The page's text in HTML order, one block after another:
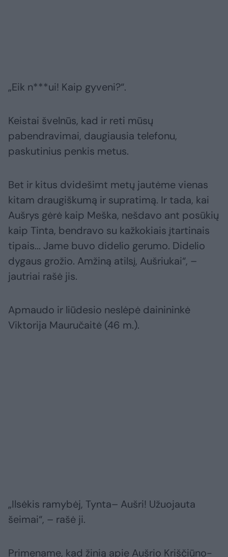
„Eik n***ui! Kaip gyveni?“.
Keistai švelnūs, kad ir reti mūsų
pabendravimai, daugiausia telefonu,
paskutinius penkis metus.
Bet ir kitus dvidešimt metų jautėme vienas
kitam draugiškumą ir supratimą. Ir tada, kai
Aušrys gėrė kaip Meška, nešdavo ant posūkių
kaip Tinta, bendravo su kažkokiais įtartinais
tipais... Jame buvo didelio gerumo. Didelio
dygaus grožio. Amžiną atilsį, Aušriukai“, –
jautriai rašė jis.
Apmaudo ir liūdesio neslėpė dainininkė
Viktorija Mauručaitė (46 m.).
„Ilsėkis ramybėj, Tynta– Aušri! Užuojauta
šeimai“, – rašė ji.
Primename, kad žinią apie Aušrio Kriščiūno-